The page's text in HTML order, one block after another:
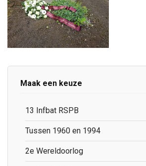
Maak een keuze
13 Infbat RSPB
Tussen 1960 en 1994
2e Wereldoorlog